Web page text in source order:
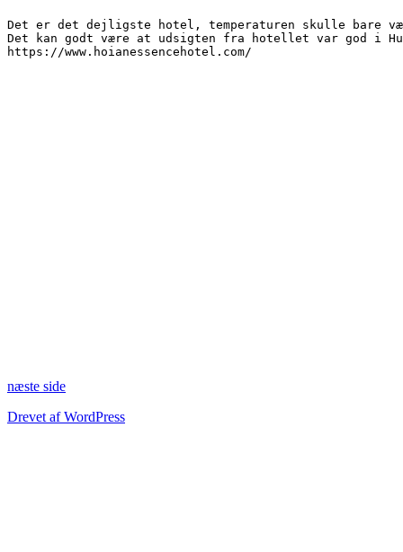
Det er det dejligste hotel, temperaturen skulle bare
Det kan godt være at udsigten fra hotellet var god i
https://www.hoianessencehotel.com/
næste side
Drevet af WordPress